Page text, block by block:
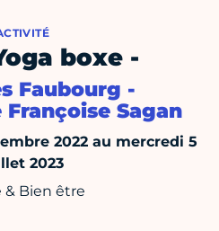
boxe -
Faubourg -
Sagan
2022 au mercredi 5
2023
& Bien être